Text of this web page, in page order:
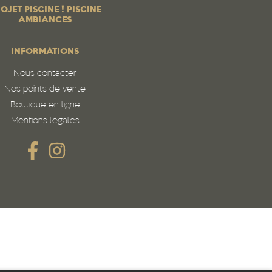
PISCINE ! PISCINE
AMBIANCES
INFORMATIONS
Nous contacter
Nos points de vente
Boutique en ligne
Mentions légales